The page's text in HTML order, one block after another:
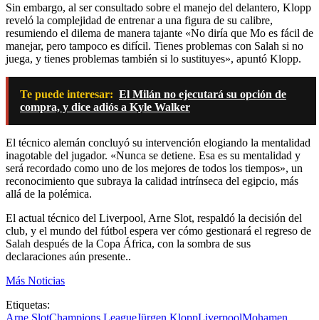
Sin embargo, al ser consultado sobre el manejo del delantero, Klopp
reveló la complejidad de entrenar a una figura de su calibre,
resumiendo el dilema de manera tajante «No diría que Mo es fácil de
manejar, pero tampoco es difícil. Tienes problemas con Salah si no
juega, y tienes problemas también si lo sustituyes», apuntó Klopp.
Te puede interesar: El Milán no ejecutará su opción de
compra, y dice adiós a Kyle Walker
El técnico alemán concluyó su intervención elogiando la mentalidad
inagotable del jugador. «Nunca se detiene. Esa es su mentalidad y
será recordado como uno de los mejores de todos los tiempos», un
reconocimiento que subraya la calidad intrínseca del egipcio, más
allá de la polémica.
El actual técnico del Liverpool, Arne Slot, respaldó la decisión del
club, y el mundo del fútbol espera ver cómo gestionará el regreso de
Salah después de la Copa África, con la sombra de sus
declaraciones aún presente..
Más Noticias
Etiquetas:
Arne SlotChampions LeagueJürgen KloppLiverpoolMohamen